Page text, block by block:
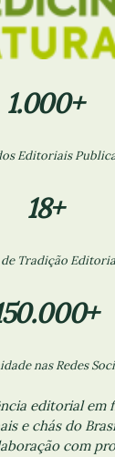
1.000+
Editoriais
18+
de Tradição
nas Redes
editorial em
e chás do
com